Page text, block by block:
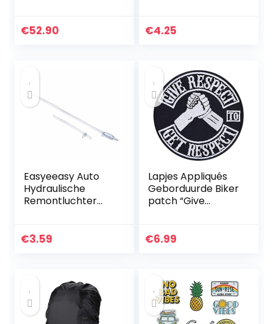
stuks
€52.90 €4.25
Easyeeasy Auto
Hydraulische
Remontluchter
Rubber
€3.59
Lapjes Appliqués
Geborduurde Biker
patch “Give
op te strijken |
voor leer en
motoraccessoires
| 90x90mm
€6.99